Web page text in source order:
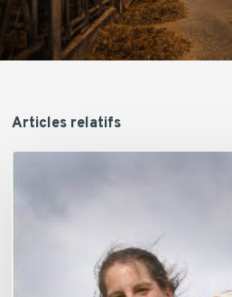
Articles relatifs